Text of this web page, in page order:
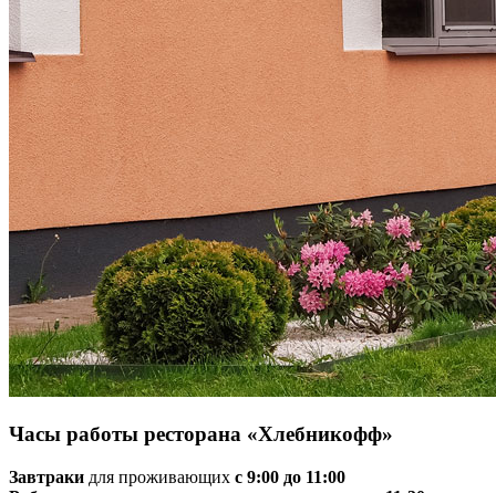
Часы работы ресторана «Хлебникофф»
Завтраки для проживающих с 9:00 до 11:00